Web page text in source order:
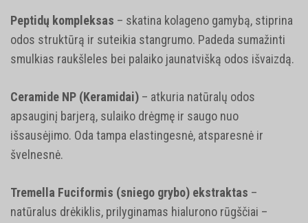
Peptidų kompleksas – skatina kolageno gamybą, stiprina
odos struktūrą ir suteikia stangrumo. Padeda sumažinti
smulkias raukšleles bei palaiko jaunatvišką odos išvaizdą.
Ceramide NP (Keramidai) – atkuria natūralų odos
apsauginį barjerą, sulaiko drėgmę ir saugo nuo
išsausėjimo. Oda tampa elastingesnė, atsparesnė ir
švelnesnė.
Tremella Fuciformis (sniego grybo) ekstraktas –
natūralus drėkiklis, prilyginamas hialurono rūgščiai –